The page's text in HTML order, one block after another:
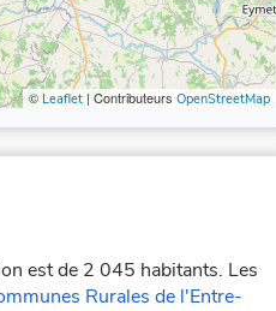
© Leaflet | Contributeurs OpenStreetMap
est de 2 045 habitants. Les
Rurales de l'Entre-